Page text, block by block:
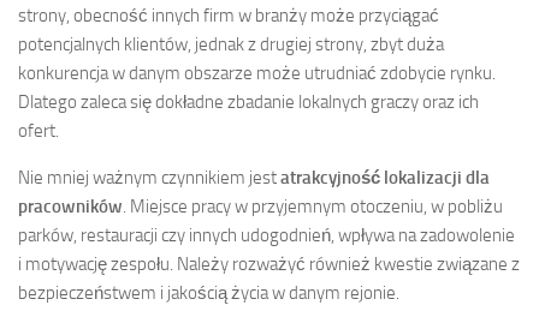
strony, obecność innych firm w branży może przyciągać
potencjalnych klientów, jednak z drugiej strony, zbyt duża
konkurencja w danym obszarze może utrudniać zdobycie rynku.
Dlatego zaleca się dokładne zbadanie lokalnych graczy oraz ich
ofert.
Nie mniej ważnym czynnikiem jestatrakcyjność lokalizacji dla
pracowników . Miejsce pracy w przyjemnym otoczeniu, w pobliżu
parków, restauracji czy innych udogodnień, wpływa na zadowolenie
i motywację zespołu. Należy rozważyć również kwestie związane z
bezpieczeństwem i jakością życia w danym rejonie.